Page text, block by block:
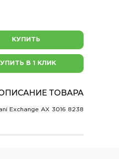
КУПИТЬ
В 1 КЛИК
ТОВАРА
Exchange AX 3016 8238